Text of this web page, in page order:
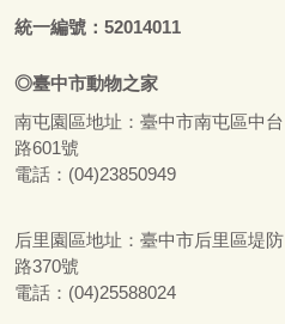
統一編號：52014011
◎臺中市動物之家
南屯園區地址： 臺中市南屯區中台
路601號
電話：(04)23850949
后里園區地址： 臺中市后里區堤防
路370號
電話：(04)25588024